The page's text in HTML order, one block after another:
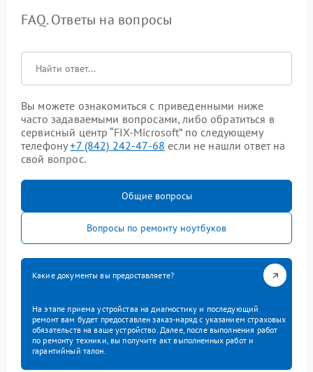
FAQ. Ответы на вопросы
Вы можете ознакомиться с приведенными ниже
часто задаваемыми вопросами, либо обратиться в
сервисный центр “FIX-Microsoft” по следующему
телефону+7 (842) 242-47-68 если не нашли ответ на
свой вопрос.
Общие вопросы
Вопросы по ремонту ноутбуков
Какие документы вы предоставляете?
На этапе приема устройства на диагностику и последующий
ремонт вам будет предоставлен заказ-наряд с указанием страховых
обязательств на ваше устройство. Далее, после выполнения работ
по ремонту техники, вы получите акт выполненных работ и
гарантийный талон.